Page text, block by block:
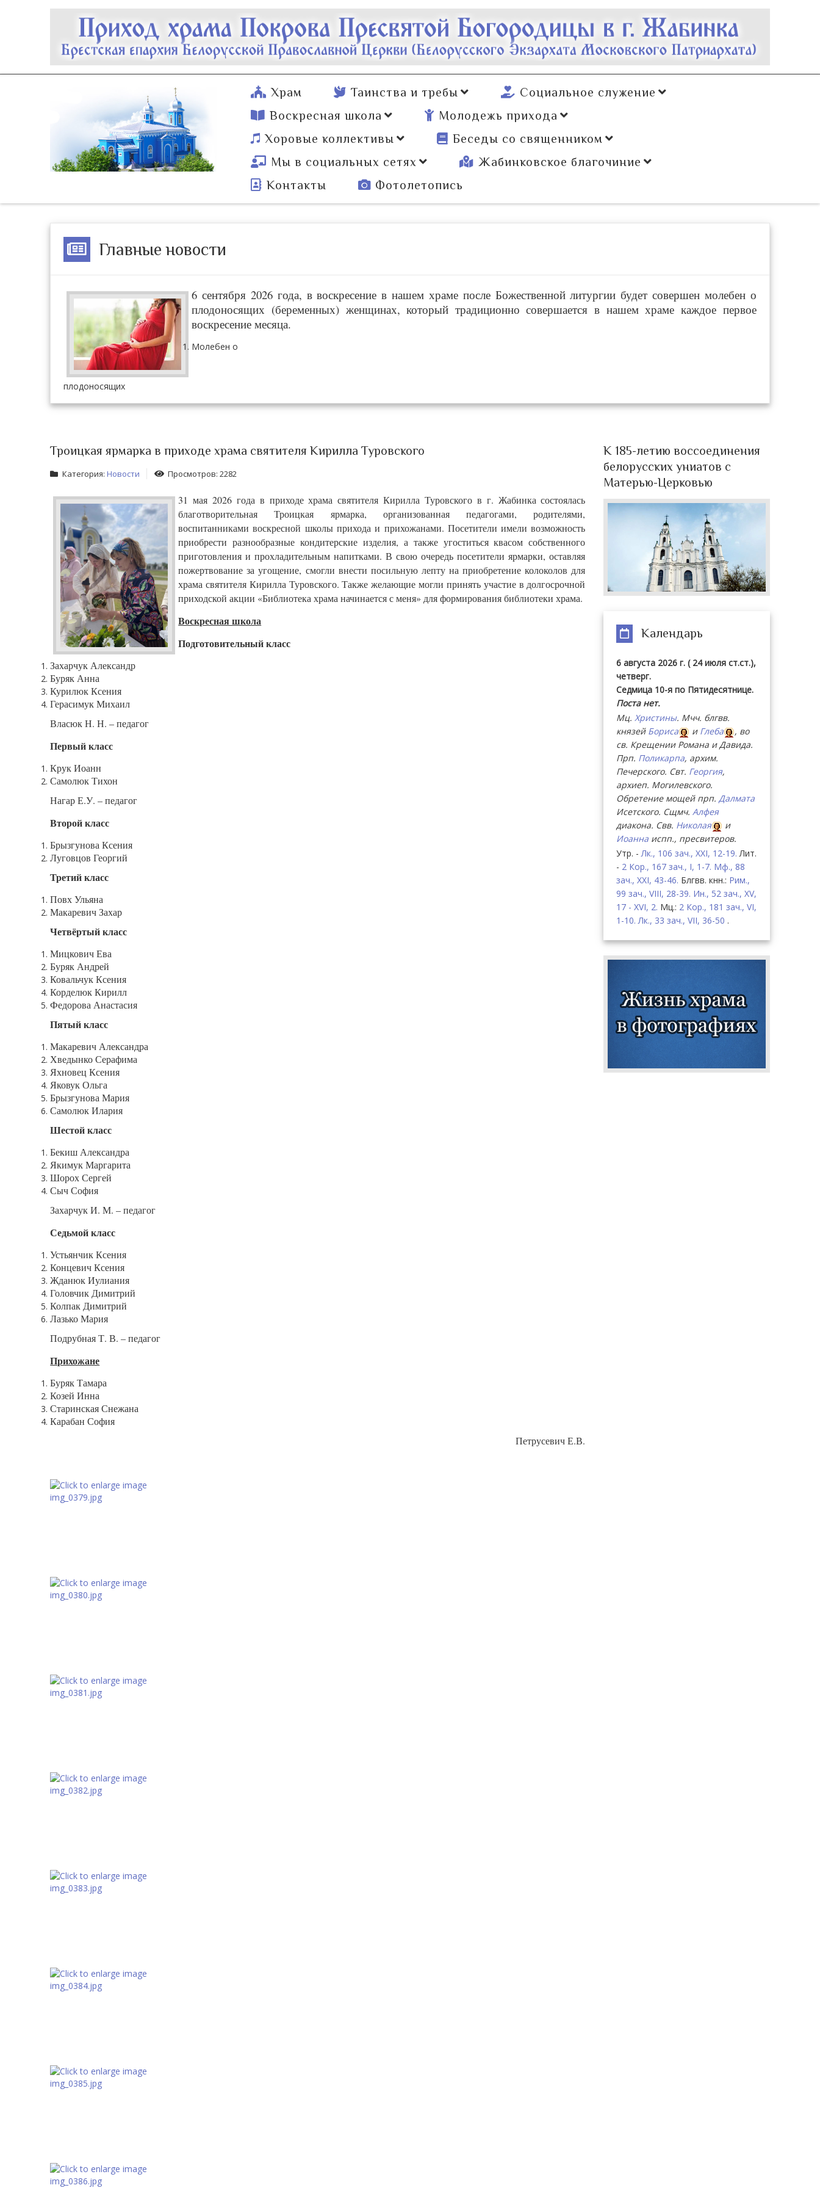
Храм Таинства и требы
Социальное служение
Воскресная школа
Молодежь прихода
Хоровые коллективы
Беседы со священником
Мы в социальных сетях
Жабинковское благочиние
Контакты
Фотолетопись
Главные новости
6 сентября 2026 года, в воскресение в нашем храме после Божественной литургии будет совершен молебен о
плодоносящих (беременных) женщинах, который традиционно совершается в нашем храме каждое первое
воскресение месяца.
Молебен о
плодоносящих
Троицкая ярмарка в приходе храма святителя Кирилла Туровского
Категория: Новости Просмотров: 2282
31 мая 2026 года в приходе храма святителя Кирилла Туровского в г. Жабинка состоялась
благотворительная Троицкая ярмарка, организованная педагогами, родителями,
воспитанниками воскресной школы прихода и прихожанами. Посетители имели возможность
приобрести разнообразные кондитерские изделия, а также угоститься квасом собственного
приготовления и прохладительным напитками. В свою очередь посетители ярмарки, оставляя
пожертвование за угощение, смогли внести посильную лепту на приобретение колоколов для
храма святителя Кирилла Туровского. Также желающие могли принять участие в долгосрочной
приходской акции «Библиотека храма начинается с меня» для формирования библиотеки храма.
Воскресная школа
Подготовительный класс
Захарчук Александр
Буряк Анна
Курилюк Ксения
Герасимук Михаил
Власюк Н. Н. – педагог
Первый класс
Крук Иоанн
Самолюк Тихон
Нагар Е.У. – педагог
Второй класс
Брызгунова Ксения
Луговцов Георгий
Третий класс
Повх Ульяна
Макаревич Захар
Четвёртый класс
Мицкович Ева
Буряк Андрей
Ковальчук Ксения
Корделюк Кирилл
Федорова Анастасия
Пятый класс
Макаревич Александра
Хведынко Серафима
Яхновец Ксения
Яковук Ольга
Брызгунова Мария
Самолюк Илария
Шестой класс
Бекиш Александра
Якимук Маргарита
Шорох Сергей
Сыч София
Захарчук И. М. – педагог
Седьмой класс
Устьянчик Ксения
Концевич Ксения
Жданюк Иулиания
Головчик Димитрий
Колпак Димитрий
Лазько Мария
Подрубная Т. В. – педагог
Прихожане
Буряк Тамара
Козей Инна
Старинская Снежана
Карабан София
Петрусевич Е.В.
К 185-летию воссоединения
белорусских униатов с
Матерью-Церковью
Календарь
6 августа 2026 г. ( 24 июля ст.ст.),
четверг.
Седмица 10-я по Пятидесятнице.
Поста нет.
Мц.Христины. Мчч. блгвв.
князей Бориса и Глеба
, во
св. Крещении Романа и Давида.
Прп. Поликарпа, архим.
Печерского. Свт. Георгия,
архиеп. Могилевского.
Обретение мощей прп.Далмата
Исетского. Сщмч.Алфея
диакона. Свв. Николая
и
Иоанна испп., пресвитеров.
Утр. -Лк., 106 зач., XXI, 12-19. Лит.
- 2 Кор., 167 зач., I, 1-7. Мф., 88
зач., XXI, 43-46. Блгвв. кнн.: Рим.,
99 зач., VIII, 28-39. Ин., 52 зач., XV,
17 - XVI, 2. Мц.: 2 Кор., 181 зач., VI,
1-10. Лк., 33 зач., VII, 36-50 .